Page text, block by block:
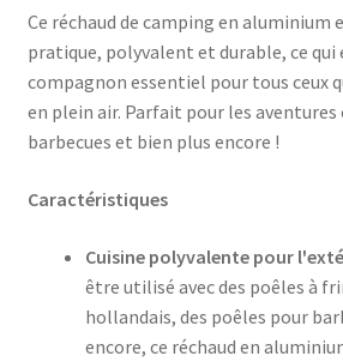
Ce réchaud de camping en aluminium
pratique, polyvalent et durable, ce qui
compagnon essentiel pour tous ceux
en plein air. Parfait pour les aventures
barbecues et bien plus encore !
Caractéristiques
Cuisine polyvalente pour
être utilisé avec des poêles à
hollandais, des poêles pour
encore, ce réchaud en